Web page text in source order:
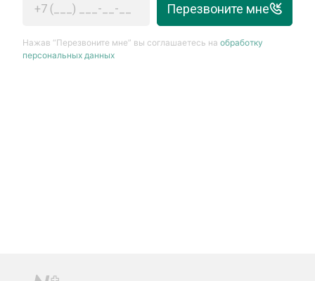
Перезвоните мне
Нажав “Перезвоните мне” вы соглашаетесь наобработку
персональных данных